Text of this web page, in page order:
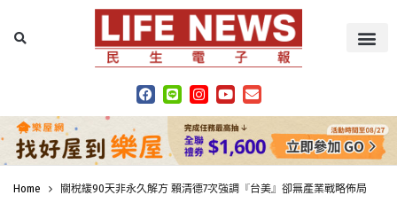
Home 關稅緩90天非永久解方 賴清德7次強調『台美』卻無產業戰略佈局